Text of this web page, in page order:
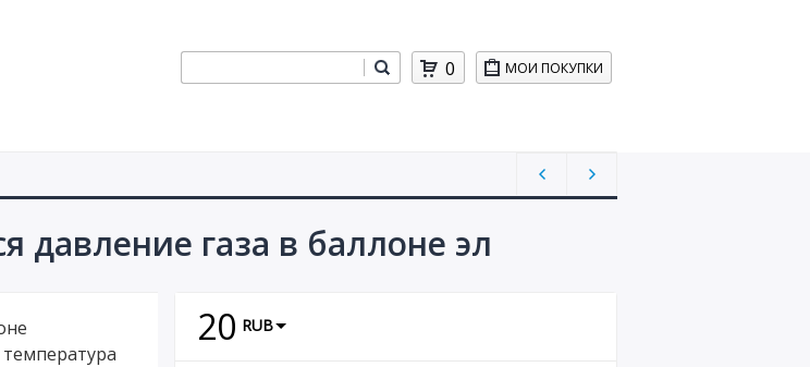
МОИ ПОКУПКИ
0
давление газа в баллоне эл
20 RUB